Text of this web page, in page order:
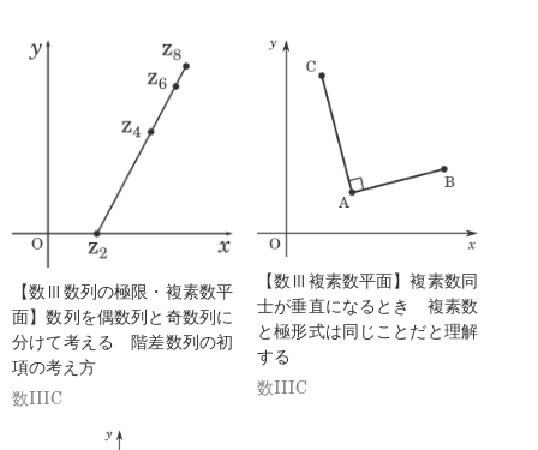
【数Ⅲ数列の極限・複素数平
面】数列を偶数列と奇数列に
分けて考える 階差数列の初
項の考え方
数IIIC
【数Ⅲ複素数平面】複素数同
士が垂直になるとき 複素数
と極形式は同じことだと理解
する
数IIIC